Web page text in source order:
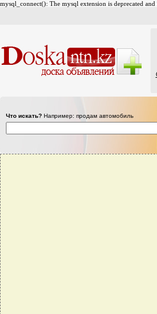
mysql_connect(): The mysql extension is deprecated
Что искать? Например: продам автомобиль